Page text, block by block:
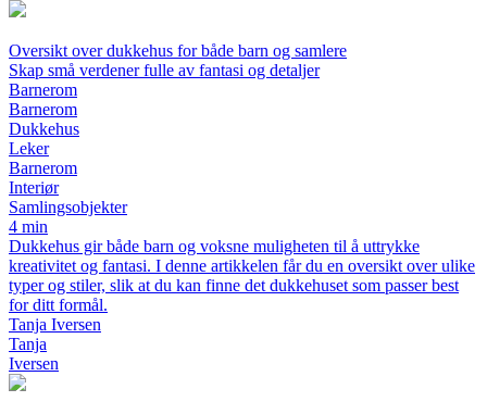
Oversikt over dukkehus for både barn og samlere
Skap små verdener fulle av fantasi og detaljer
Barnerom
Barnerom
Dukkehus
Leker
Barnerom
Interiør
Samlingsobjekter
4 min
Dukkehus gir både barn og voksne muligheten til å uttrykke
kreativitet og fantasi. I denne artikkelen får du en oversikt over ulike
typer og stiler, slik at du kan finne det dukkehuset som passer best
for ditt formål.
Tanja Iversen
Tanja
Iversen